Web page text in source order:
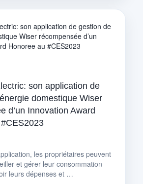
son application de
domestique Wiser
d’un Innovation Award
les propriétaires peuvent
et gérer leur consommation
leurs dépenses et …